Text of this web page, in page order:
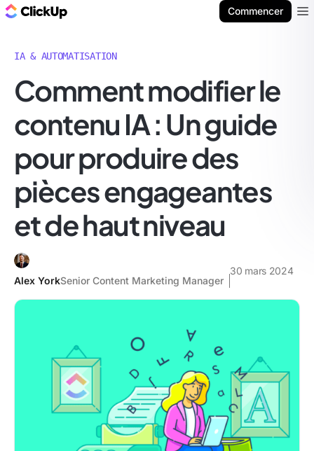
Commencer
IA & AUTOMATISATION
Comment modifier le
contenu IA : Un guide
pour produire des
pièces engageantes
et de haut niveau
Alex YorkSenior Content Marketing Manager
30 mars 2024